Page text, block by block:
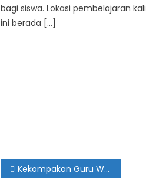
bagi siswa. Lokasi pembelajaran kali
ini berada […]
Navigasi
Kekompakan Guru Warnai Kegiatan Kolaborasi Kelas X